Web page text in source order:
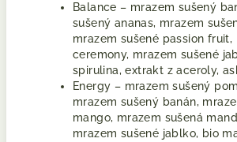
Balance – mrazem sušený
sušený ananas, mrazem
mrazem sušené passion fruit,
ceremony, mrazem sušené
spirulina, extrakt z aceroly,
Energy – mrazem sušený
mrazem sušený banán,
mango, mrazem sušená
mrazem sušené jablko, bio